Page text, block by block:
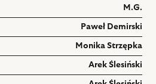
M.G.
Paweł Demirski
Monika Strzępka
Arek Ślesiński